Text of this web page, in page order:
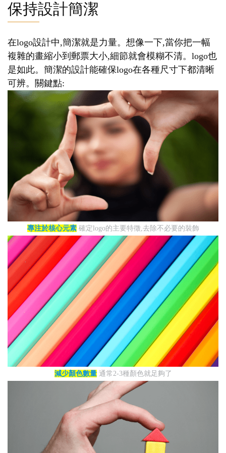
保持設計簡潔
在logo設計中,簡潔就是力量。想像一下,當你把一幅
複雜的畫縮小到郵票大小,細節就會模糊不清。logo也
是如此。簡潔的設計能確保logo在各種尺寸下都清晰
可辨。關鍵點:
專注於核心元素確定logo的主要特徵,去除不必要的裝飾
減少顏色數量通常2-3種顏色就足夠了